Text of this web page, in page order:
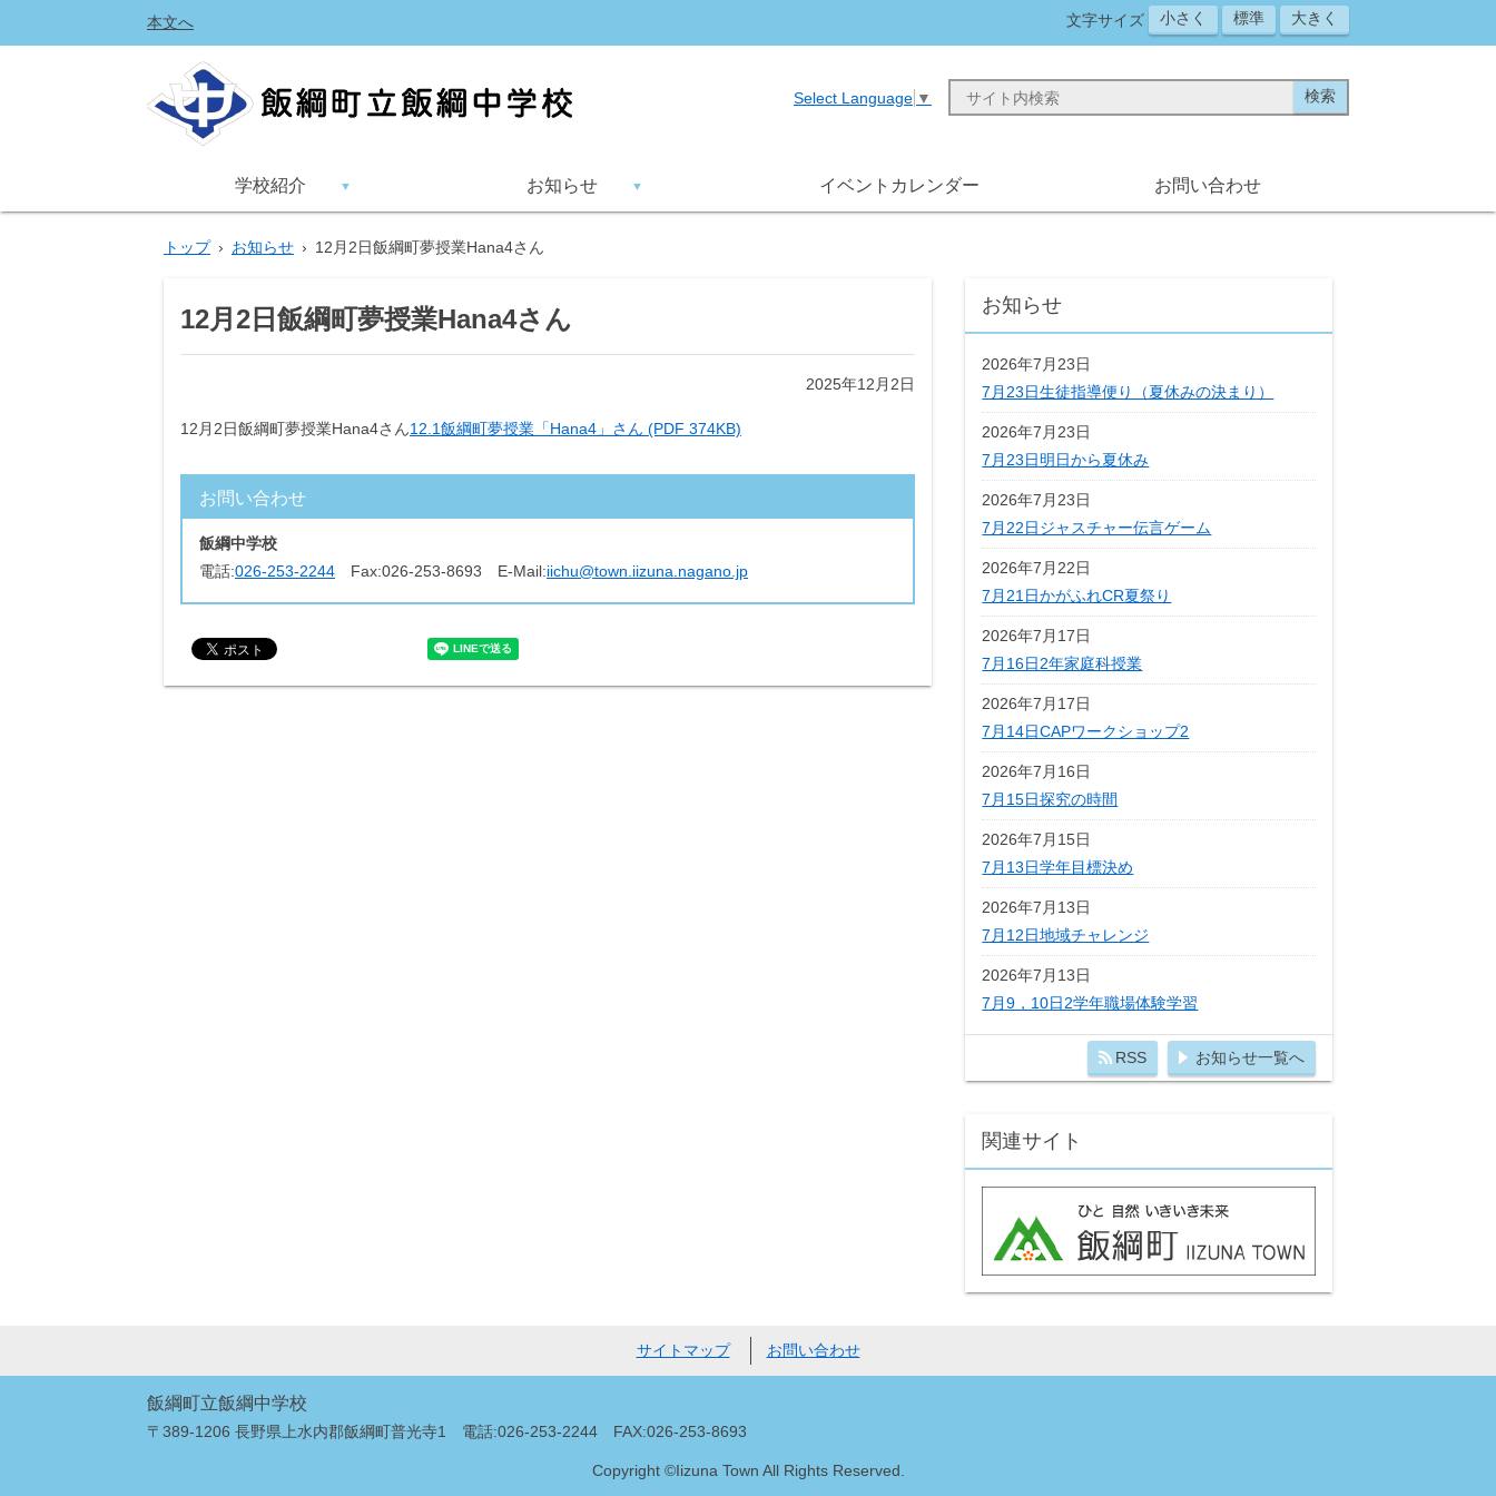
本文へ 文字サイズ 小さく 標準 大きく
Select Language ▼
学校紹介 お知らせ イベントカレンダー お問い合わせ
トップ › お知らせ › 12月2日飯綱町夢授業Hana4さん
12月2日飯綱町夢授業Hana4さん
2025年12月2日
12月2日飯綱町夢授業Hana4さん12.1飯綱町夢授業「Hana4」さん (PDF 374KB)
お問い合わせ
飯綱中学校
電話:026-253-2244 Fax:026-253-8693 E-Mail:iichu@town.iizuna.nagano.jp
お知らせ
2026年7月23日
7月23日生徒指導便り（夏休みの決まり）
2026年7月23日
7月23日明日から夏休み
2026年7月23日
7月22日ジャスチャー伝言ゲーム
2026年7月22日
7月21日かがふれCR夏祭り
2026年7月17日
7月16日2年家庭科授業
2026年7月17日
7月14日CAPワークショップ2
2026年7月16日
7月15日探究の時間
2026年7月15日
7月13日学年目標決め
2026年7月13日
7月12日地域チャレンジ
2026年7月13日
7月9，10日2学年職場体験学習
RSS お知らせ一覧へ
関連サイト
サイトマップ お問い合わせ
飯綱町立飯綱中学校
〒389-1206 長野県上水内郡飯綱町普光寺1 電話:026-253-2244 FAX:026-253-8693
Copyright ©Iizuna Town All Rights Reserved.